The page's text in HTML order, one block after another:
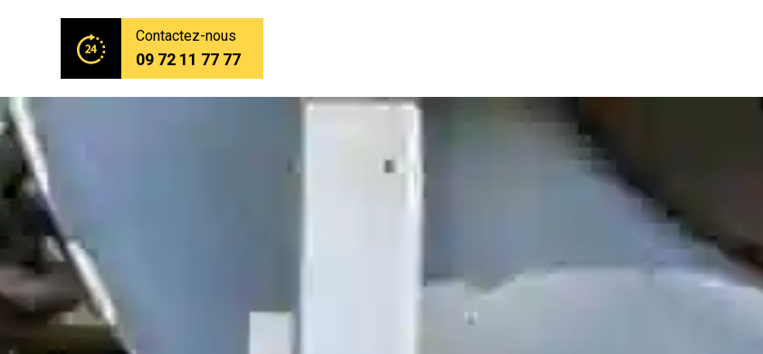
Contactez-nous
09 72 11 77 77